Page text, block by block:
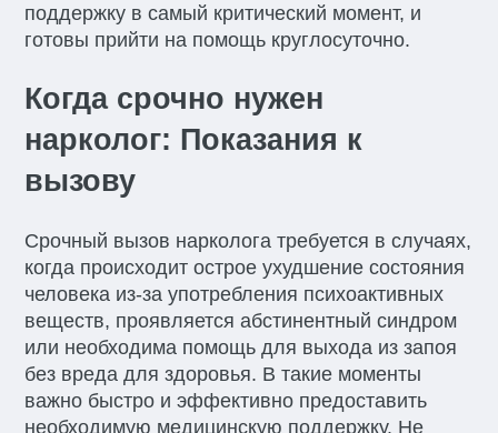
поддержку в самый критический момент, и
готовы прийти на помощь круглосуточно.
Когда срочно нужен
нарколог: Показания к
вызову
Срочный вызов нарколога требуется в случаях,
когда происходит острое ухудшение состояния
человека из-за употребления психоактивных
веществ, проявляется абстинентный синдром
или необходима помощь для выхода из запоя
без вреда для здоровья. В такие моменты
важно быстро и эффективно предоставить
необходимую медицинскую поддержку. Не